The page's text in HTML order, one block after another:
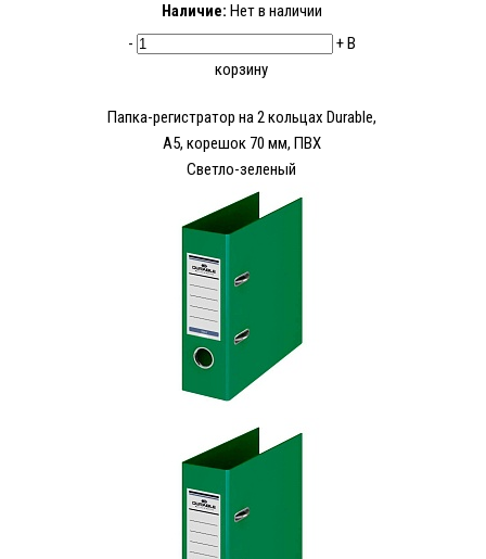
Наличие: Нет в наличии
-
+В
корзину
Папка-регистратор на 2 кольцах Durable,
А5, корешок 70 мм, ПВХ
Светло-зеленый